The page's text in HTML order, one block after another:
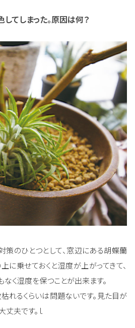
てしまった。原因は何？
策のひとつとして、窓辺にある胡蝶蘭
に乗せておくと湿度が上がってきて、
く湿度を保つことが出来ます。
れるくらいは問題ないです。見た目が
丈夫です。ｌ